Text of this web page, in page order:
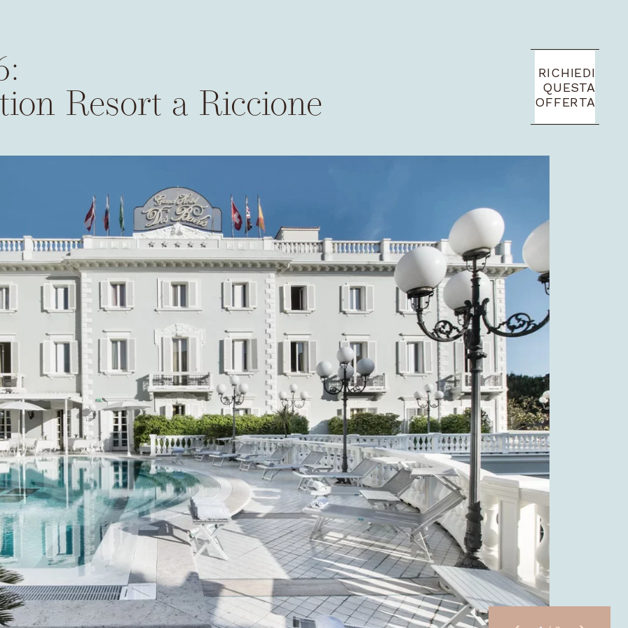
RICHIEDI
QUESTA
OFFERTA
Resort a Riccione